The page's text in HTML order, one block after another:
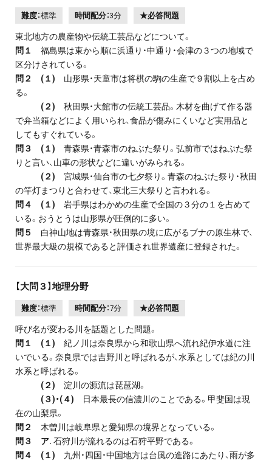
難度：標準 時間配分：3分 ★必答問題
東北地方の農産物や伝統工芸品などについて。
問１
福島県は東から順に浜通り・中通り・会津の３つの地域で
区分けされている。
問２ (１) 山形県・天童市は将棋の駒の生産で９割以上を占め
る。
(２) 秋田県・大館市の伝統工芸品。木材を曲げて作る器
で弁当箱などによく用いられ、食品が傷みにくいなど実用品と
してもすぐれている。
問３ (１) 青森県・青森市のねぶた祭り。弘前市ではねぷた祭
りと言い、山車の形状などに違いがみられる。
(２) 宮城県・仙台市の七夕祭り。青森のねぶた祭り・秋田
の竿灯まつりと合わせて、東北三大祭りと言われる。
問４ (１) 岩手県はわかめの生産で全国の３分の１を占めて
いる。おうとうは山形県が圧倒的に多い。
問５
白神山地は青森県・秋田県の境に広がるブナの原生林で、
世界最大級の規模であると評価され世界遺産に登録された。
【大問３】地理分野
難度：標準 時間配分：7分 ★必答問題
呼び名が変わる川を話題とした問題。
問１ (１) 紀ノ川は奈良県から和歌山県へ流れ紀伊水道に注
いでいる。奈良県では吉野川と呼ばれるが、水系としては紀の川
水系と呼ばれる。
(２) 淀川の源流は琵琶湖。
(３)・(４) 日本最長の信濃川のことである。甲斐国は現
在の山梨県。
問２ 木曽川は岐阜県と愛知県の境界となっている。
問３ ア. 石狩川が流れるのは石狩平野である。
問４ (１) 九州・四国・中国地方は台風の進路にあたり、雨が多